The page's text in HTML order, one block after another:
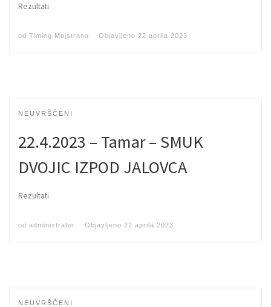
Rezultati
od Timing Mojstrana Objavljeno 22 aprila 2023
NEUVRŠČENI
22.4.2023 – Tamar – SMUK
DVOJIC IZPOD JALOVCA
Rezultati
od administrator Objavljeno 22 aprila 2023
NEUVRŠČENI